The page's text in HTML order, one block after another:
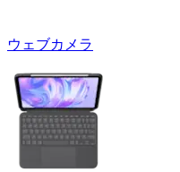
ウェブカメラ